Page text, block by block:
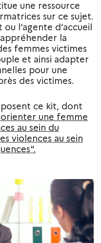
une ressource
sur ce sujet.
l’agente d’accueil
la
femmes victimes
et ainsi adapter
pour une
des victimes.
ce kit, dont
une femme
au sein du
violences au sein